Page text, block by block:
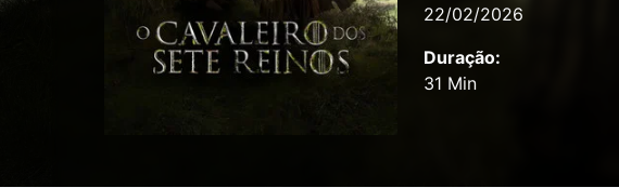
22/02/2026
Duração:
31 Min